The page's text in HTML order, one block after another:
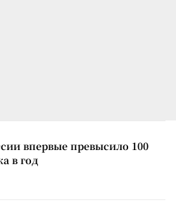
впервые превысило 100
в год